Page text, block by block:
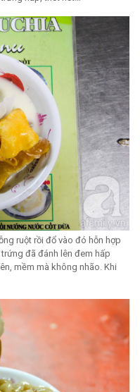
ruột rồi đổ vào đó hỗn hợp
đã đánh lên đem hấp
mềm mà không nhão. Khi